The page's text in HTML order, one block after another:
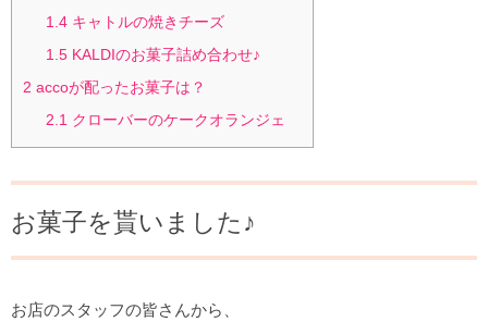
1.4 キャトルの焼きチーズ
1.5 KALDIのお菓子詰め合わせ♪
2 accoが配ったお菓子は？
2.1 クローバーのケークオランジェ
お菓子を貰いました♪
お店のスタッフの皆さんから、